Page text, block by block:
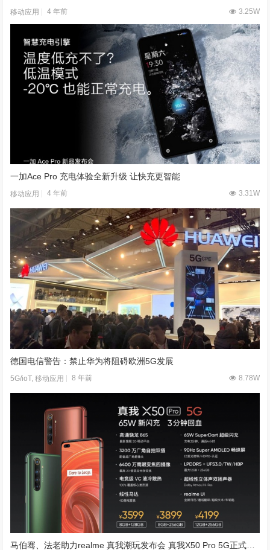
移动应用 4 年前 3.25W
一加Ace Pro 充电体验全新升级 让快充更智能
移动应用 4 年前 3.31W
德国电信警告：禁止华为将阻碍欧洲5G发展
5G/ioT,移动应用 8 年前 8.78W
马伯骞、法老助力realme 真我潮玩发布会 真我X50 Pro 5G正式发布